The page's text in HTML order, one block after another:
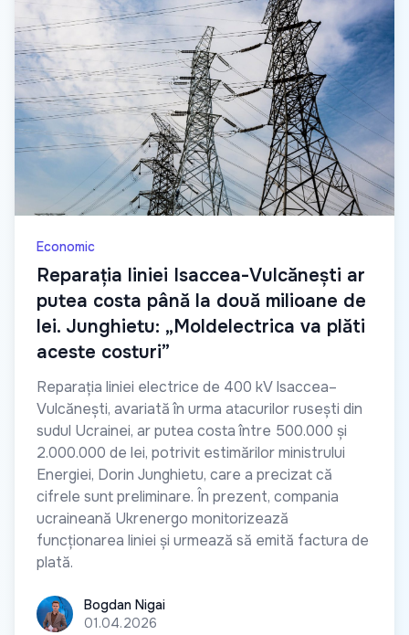
Economic
Reparația liniei Isaccea-Vulcănești ar
putea costa până la două milioane de
lei. Junghietu: „Moldelectrica va plăti
aceste costuri”
Reparația liniei electrice de 400 kV Isaccea–
Vulcănești, avariată în urma atacurilor rusești din
sudul Ucrainei, ar putea costa între 500.000 și
2.000.000 de lei, potrivit estimărilor ministrului
Energiei, Dorin Junghietu, care a precizat că
cifrele sunt preliminare. În prezent, compania
ucraineană Ukrenergo monitorizează
funcționarea liniei și urmează să emită factura de
plată.
Bogdan NigaiBogdan Nigai
01.04.2026